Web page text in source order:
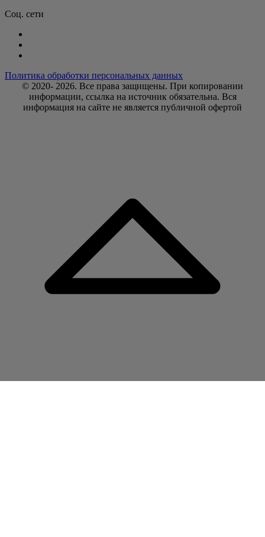
Соц. сети
Политика обработки персональных данных
© 2020- 2026. Bce права защищены. При копировании
информации, ссылка на источник обязательна. Вся
информация на сайте не является публичной офертой